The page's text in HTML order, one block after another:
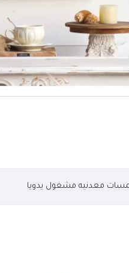
معدنيه مشغول يدويا